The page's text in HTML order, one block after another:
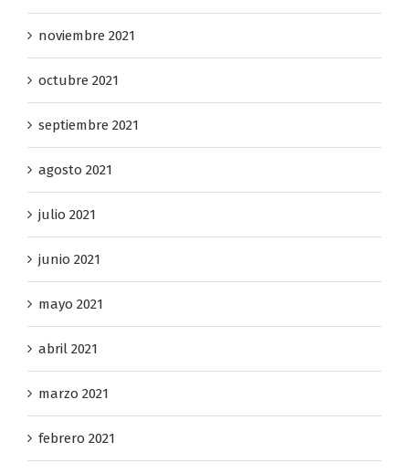
noviembre 2021
octubre 2021
septiembre 2021
agosto 2021
julio 2021
junio 2021
mayo 2021
abril 2021
marzo 2021
febrero 2021